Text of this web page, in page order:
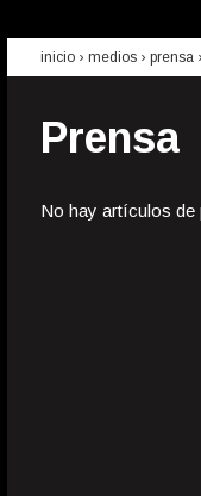
inicio › medios › prensa
Prensa
No hay artículos de